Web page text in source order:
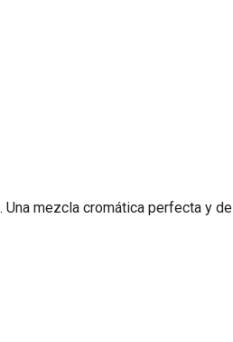
Una mezcla cromática perfecta y de